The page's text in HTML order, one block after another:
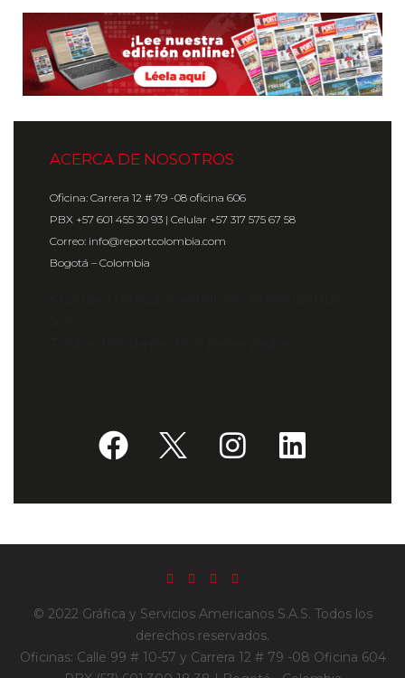
ACERCA DE NOSOTROS
Oficina: Carrera 12 # 79 -08 oficina 606
PBX +57 601 455 30 93 | Celular +57 317 575 67 58
Correo: info@reportcolombia.com
Bogotá – Colombia
© 2022 Gráfica y Servicios Americanos S.A.S. Todos los
derechos reservados.
Oficinas: Calle 99 # 10-57 y Carrera 12 # 79 -08 Oficina 604